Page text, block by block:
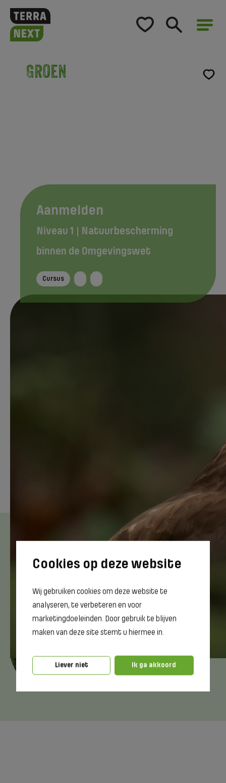
Wij gebruiken cookies om deze website te
analyseren, te verbeteren en voor
marketingdoeleinden. Door gebruik te blijven
maken van deze site stemt u hiermee in.
Liever niet Ik ga akkoord
Home
Groen
Aanmelden
Niveau 1 | Natuurbescherming
binnen de Omgevingswet
Cursus
Meld je aan voor:
Vragen over deze cursus?
cursus bewaren
Greta Hooiveld
Accountmanager Groen
g.hooiveld@dcterra.nl
Bereikbaar op maandag, dinsdag,